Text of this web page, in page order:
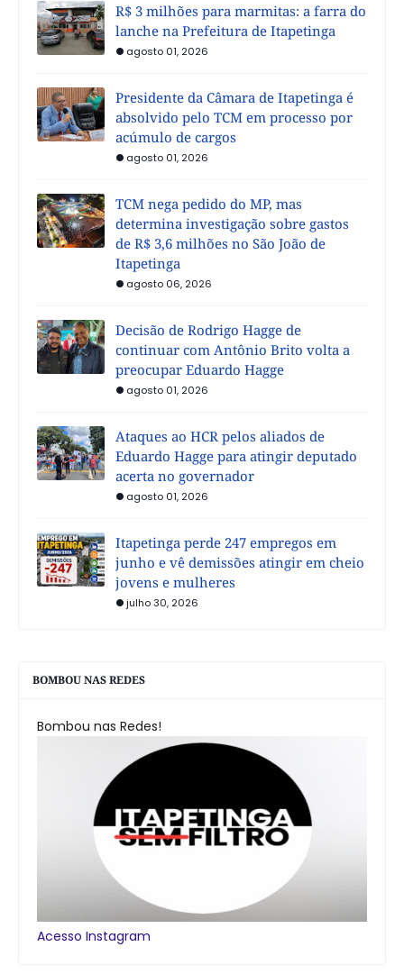
R$ 3 milhões para marmitas: a farra do
lanche na Prefeitura de Itapetinga
agosto 01, 2026
Presidente da Câmara de Itapetinga é
absolvido pelo TCM em processo por
acúmulo de cargos
agosto 01, 2026
TCM nega pedido do MP, mas
determina investigação sobre gastos
de R$ 3,6 milhões no São João de
Itapetinga
agosto 06, 2026
Decisão de Rodrigo Hagge de
continuar com Antônio Brito volta a
preocupar Eduardo Hagge
agosto 01, 2026
Ataques ao HCR pelos aliados de
Eduardo Hagge para atingir deputado
acerta no governador
agosto 01, 2026
Itapetinga perde 247 empregos em
junho e vê demissões atingir em cheio
jovens e mulheres
julho 30, 2026
BOMBOU NAS REDES
Bombou nas Redes!
Acesso Instagram